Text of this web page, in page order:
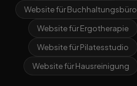
Website für Buchhaltungsbüro
Website für Ergotherapie
Website für Pilatesstudio
Website für Hausreinigung